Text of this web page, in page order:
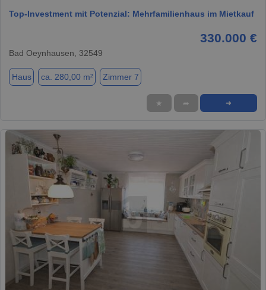
Top-Investment mit Potenzial: Mehrfamilienhaus im Mietkauf
330.000 €
Bad Oeynhausen, 32549
Haus ca. 280,00 m² Zimmer 7
★ ➦ ➜